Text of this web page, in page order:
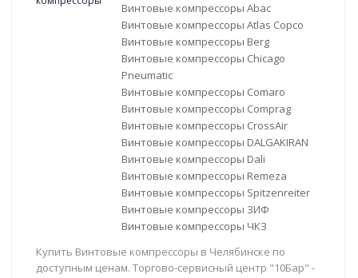
Винтовые компрессоры Abac
Винтовые компрессоры Atlas Copco
Винтовые компрессоры Berg
Винтовые компрессоры Chicago
Pneumatic
Винтовые компрессоры Comaro
Винтовые компрессоры Comprag
Винтовые компрессоры CrossAir
Винтовые компрессоры DALGAKIRAN
Винтовые компрессоры Dali
Винтовые компрессоры Remeza
Винтовые компрессоры Spitzenreiter
Винтовые компрессоры ЗИФ
Винтовые компрессоры ЧКЗ
Купить Винтовые компрессоры в Челябинске по
доступным ценам. Торгово-сервисный центр "10Бар" -